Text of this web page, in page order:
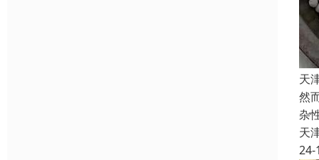
天
然
杂
天
24-